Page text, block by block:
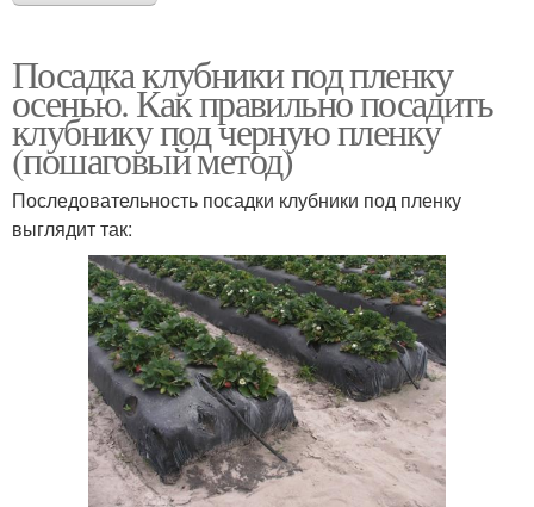
Посадка клубники под пленку
осенью. Как правильно посадить
клубнику под черную пленку
(пошаговый метод)
Последовательность посадки клубники под пленку
выглядит так: